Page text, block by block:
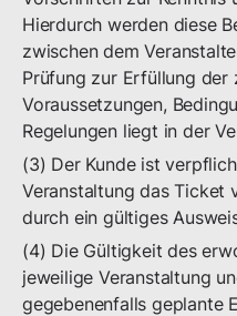
Hierdurch werden diese
zwischen dem
Prüfung zur Erfüllung der
Voraussetzungen,
Regelungen liegt in der
(3) Der Kunde ist
Veranstaltung das Ticket
durch ein gültiges
(4) Die Gültigkeit des
jeweilige Veranstaltung
gegebenenfalls geplante